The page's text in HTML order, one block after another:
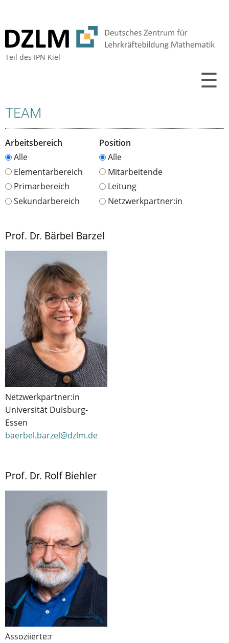
Teil des IPN Kiel
☰
TEAM
Arbeitsbereich
Alle
Elementarbereich
Primarbereich
Sekundarbereich
Position
Alle
Mitarbeitende
Leitung
Netzwerkpartner:in
Prof. Dr. Bärbel Barzel
Netzwerkpartner:in
Universität Duisburg-
Essen
baerbel.barzel@dzlm.de
Prof. Dr. Rolf Biehler
Assoziierte:r